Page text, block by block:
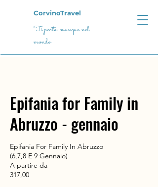
CorvinoTravel
Ti porta ovunque nel
mondo
Epifania for Family in
Abruzzo - gennaio
Epifania For Family In Abruzzo
(6,7,8 E 9 Gennaio)
A partire da
317,00